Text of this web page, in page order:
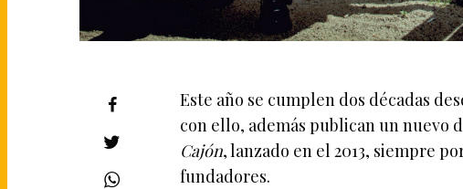
Este año se cumplen dos décadas
con ello, además publican un nuevo
Cajón, lanzado en el 2013, siempre
fundadores.